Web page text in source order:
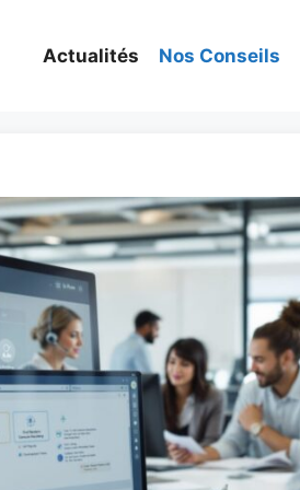
Actualités Nos Conseils